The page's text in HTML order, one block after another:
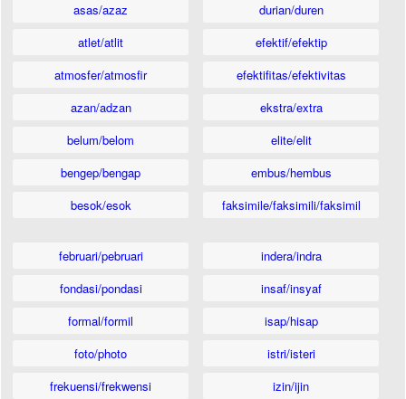
asas/azaz
atlet/atlit
atmosfer/atmosfir
azan/adzan
belum/belom
bengep/bengap
besok/esok
durian/duren
efektif/efektip
efektifitas/efektivitas
ekstra/extra
elite/elit
embus/hembus
faksimile/faksimili/faksimil
februari/pebruari
fondasi/pondasi
formal/formil
foto/photo
frekuensi/frekwensi
indera/indra
insaf/insyaf
isap/hisap
istri/isteri
izin/ijin